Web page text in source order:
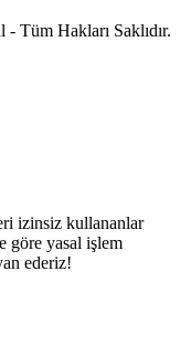
Hakları Saklıdır.
izinsiz kullananlar
göre yasal işlem
ederiz!